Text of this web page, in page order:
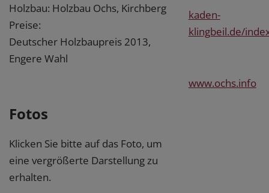
Holzbau: Holzbau Ochs, Kirchberg
Preise:
Deutscher Holzbaupreis 2013,
Engere Wahl
Fotos
Klicken Sie bitte auf das Foto, um
eine vergrößerte Darstellung zu
erhalten.
kaden-
klingbeil.de/
www.ochs.info